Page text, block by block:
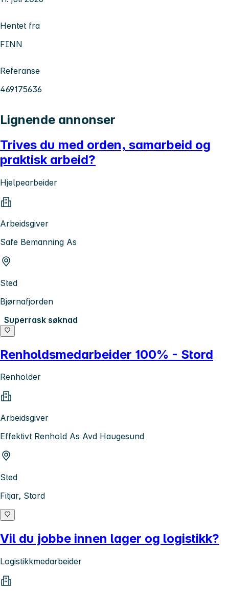
Hentet fra
FINN
Referanse
469175636
Lignende annonser
Trives du med orden, samarbeid og
praktisk arbeid?
Hjelpearbeider
Arbeidsgiver
Safe Bemanning As
Sted
Bjørnafjorden
Superrask søknad
Renholdsmedarbeider 100% - Stord
Renholder
Arbeidsgiver
Effektivt Renhold As Avd Haugesund
Sted
Fitjar, Stord
Vil du jobbe innen lager og logistikk?
Logistikkmedarbeider